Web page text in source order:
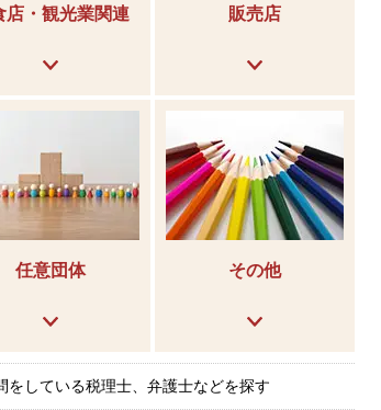
店・観光業関連 販売店
任意団体 その他
をしている税理士、弁護士などを探す